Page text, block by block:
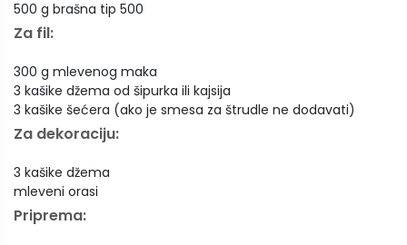
500 g brašna tip 500
Za fil:
300 g mlevenog maka
3 kašike džema od šipurka ili kajsija
3 kašike šećera (ako je smesa za štrudle ne dodavati)
Za dekoraciju:
3 kašike džema
mleveni orasi
Priprema: